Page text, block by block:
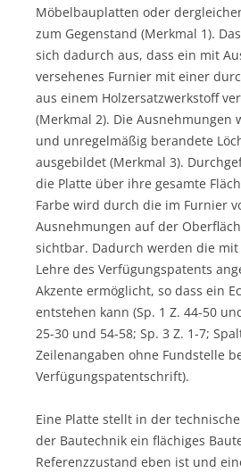
Möbelbauplatten oder
zum Gegenstand (Merkmal 1).
sich dadurch aus, dass ein mit
versehenes Furnier mit einer
aus einem Holzersatzwerkstoff
(Merkmal 2). Die Ausnehmungen
und unregelmäßig berandete
ausgebildet (Merkmal 3).
die Platte über ihre gesamte
Farbe wird durch die im Furnier
Ausnehmungen auf der
sichtbar. Dadurch werden die
Lehre des Verfügungspatents
Akzente ermöglicht, so dass ein
entstehen kann (Sp. 1 Z. 44-50
25-30 und 54-58; Sp. 3 Z. 1-7;
Zeilenangaben ohne Fundstelle
Verfügungspatentschrift).
Eine Platte stellt in der
der Bautechnik ein flächiges
Referenzzustand eben ist und